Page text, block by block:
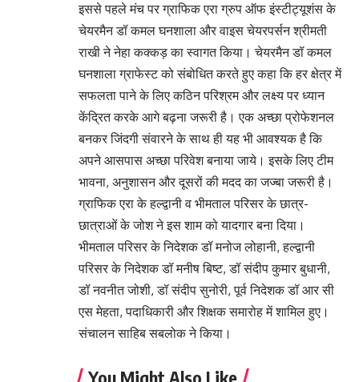
इससे पहले मंच पर ग्राफिक एरा ग्रुप ऑफ इंस्टीट्यूशंस के
चेयरमैन डॉ कमल घनशाला और वाइस चेयरपर्सन श्रीमती
राखी ने नेहा कक्कड़ का स्वागत किया। चेयरमैन डॉ कमल
घनशाला ग्राफेस्ट को संबोधित करते हुए कहा कि हर क्षेत्र में
सफलता पाने के लिए कठिन परिश्रम और लक्ष्य पर ध्यान
केंद्रित करके आगे बढ़ना जरूरी है। एक अच्छा प्रोफेशनल
बनकर जिंदगी संवारने के साथ ही यह भी आवश्यक है कि
अपने आसपास अच्छा परिवेश बनाया जाये। इसके लिए टीम
भावना, अनुशासन और दूसरों की मदद का जज्बा जरूरी है।
ग्राफिक एरा के हल्द्वानी व भीमताल परिसर के छात्र-
छात्राओं के जोश ने इस शाम को यादगार बना दिया।
भीमताल परिसर के निदेशक डॉ मनोज लोहानी, हल्द्वानी
परिसर के निदेशक डॉ मनीष बिष्ट, डॉ संदीप कुमार बुधानी,
डॉ नवनीत जोशी, डॉ संदीप सुनोरी, पूर्व निदेशक डॉ आर सी
एस मेहता, पदाधिकारी और शिक्षक समारोह में शामिल हुए।
संचालन साहिब सबलोक ने किया।
You Might Also Like